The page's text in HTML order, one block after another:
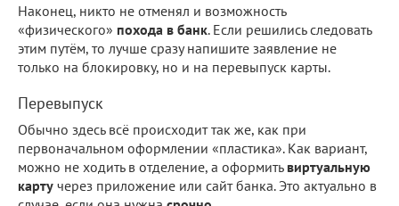
Наконец, никто не отменял и возможность
«физического» похода в банк. Если решились следовать
этим путём, то лучше сразу напишите заявление не
только на блокировку, но и на перевыпуск карты.
Перевыпуск
Обычно здесь всё происходит так же, как при
первоначальном оформлении «пластика». Как вариант,
можно не ходить в отделение, а оформить виртуальную
карту через приложение или сайт банка. Это актуально в